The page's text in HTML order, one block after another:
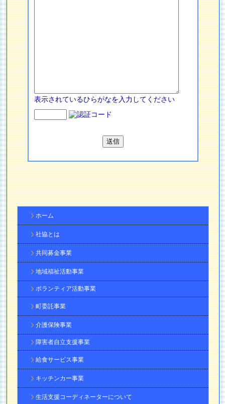
表示されているひらがなを入力してください
ホーム
社協とは
共同募金事業
地域福祉活動事業
ボランティア活動事業
町委託事業
介護保険事業
障害者自立支援事業
給食サービス事業
キッチンカー事業
生活支援コーディネーターについて